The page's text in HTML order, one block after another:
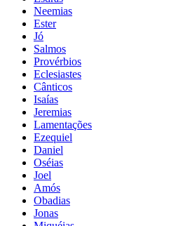
Neemias
Ester
Jó
Salmos
Provérbios
Eclesiastes
Cânticos
Isaías
Jeremias
Lamentações
Ezequiel
Daniel
Oséias
Joel
Amós
Obadias
Jonas